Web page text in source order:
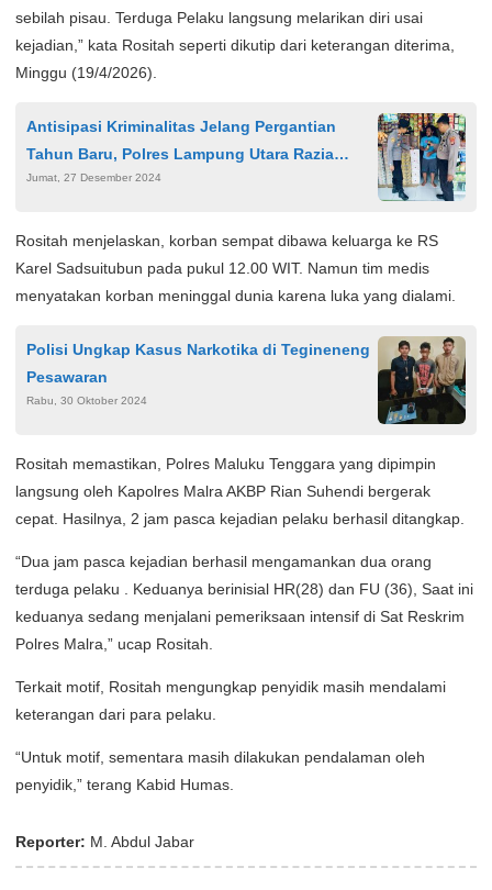
sebilah pisau. Terduga Pelaku langsung melarikan diri usai
kejadian,” kata Rositah seperti dikutip dari keterangan diterima,
Minggu (19/4/2026).
Antisipasi Kriminalitas Jelang Pergantian
Tahun Baru, Polres Lampung Utara Razia
Minuman Keras
Jumat, 27 Desember 2024
Rositah menjelaskan, korban sempat dibawa keluarga ke RS
Karel Sadsuitubun pada pukul 12.00 WIT. Namun tim medis
menyatakan korban meninggal dunia karena luka yang dialami.
Polisi Ungkap Kasus Narkotika di Tegineneng
Pesawaran
Rabu, 30 Oktober 2024
Rositah memastikan, Polres Maluku Tenggara yang dipimpin
langsung oleh Kapolres Malra AKBP Rian Suhendi bergerak
cepat. Hasilnya, 2 jam pasca kejadian pelaku berhasil ditangkap.
“Dua jam pasca kejadian berhasil mengamankan dua orang
terduga pelaku . Keduanya berinisial HR(28) dan FU (36), Saat ini
keduanya sedang menjalani pemeriksaan intensif di Sat Reskrim
Polres Malra,” ucap Rositah.
Terkait motif, Rositah mengungkap penyidik masih mendalami
keterangan dari para pelaku.
“Untuk motif, sementara masih dilakukan pendalaman oleh
penyidik,” terang Kabid Humas.
Reporter: M. Abdul Jabar